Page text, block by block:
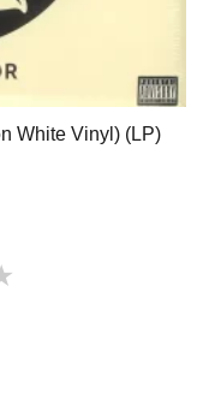
White Vinyl) (LP)